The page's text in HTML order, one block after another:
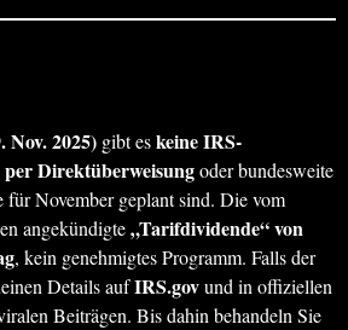
Nov. 2025) gibt eskeine IRS-
Direktüberweisungoder bundesweite
für November geplant sind. Die vom
angekündigte„Tarifdividende“ von
, kein genehmigtes Programm. Falls der
Details aufIRS.govund in offiziellen
Beiträgen. Bis dahin behandeln Sie